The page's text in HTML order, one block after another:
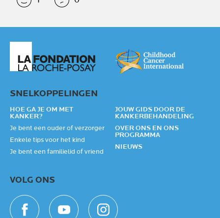
SNELKOPPELINGEN
HOE GA JE OM MET
KANKER?
Je bent een ouder of verzorger
Enkele tips voor het kind
Je bent een familielid of vriend
JOUW GIDS DOOR DE
KANKERBEHANDELING
OVER ONS EN ONS
PROGRAMMA
NIEUWS
VOLG ONS